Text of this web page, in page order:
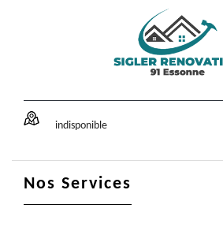
indisponible
Nos Services